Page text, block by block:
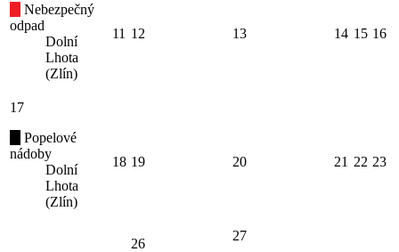
Nebezpečný
odpad
Dolní
Lhota
(Zlín)
11 12 13 14 15 16
17
Popelové
nádoby
Dolní
Lhota
(Zlín)
18 19 20 21 22 23
26
27